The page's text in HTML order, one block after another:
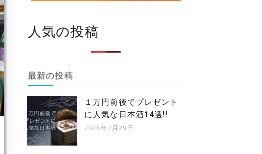
人気の投稿
最新の投稿
１万円前後でプレゼント
に人気な日本酒14選!!
2026年7月29日